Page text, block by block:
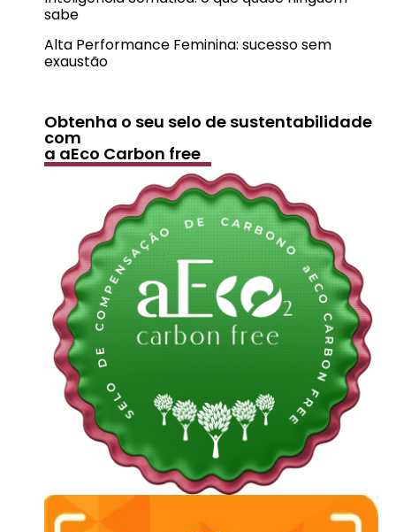
sabe
Alta Performance Feminina: sucesso sem
exaustão
Obtenha o seu selo de sustentabilidade
com
a aEco Carbon free